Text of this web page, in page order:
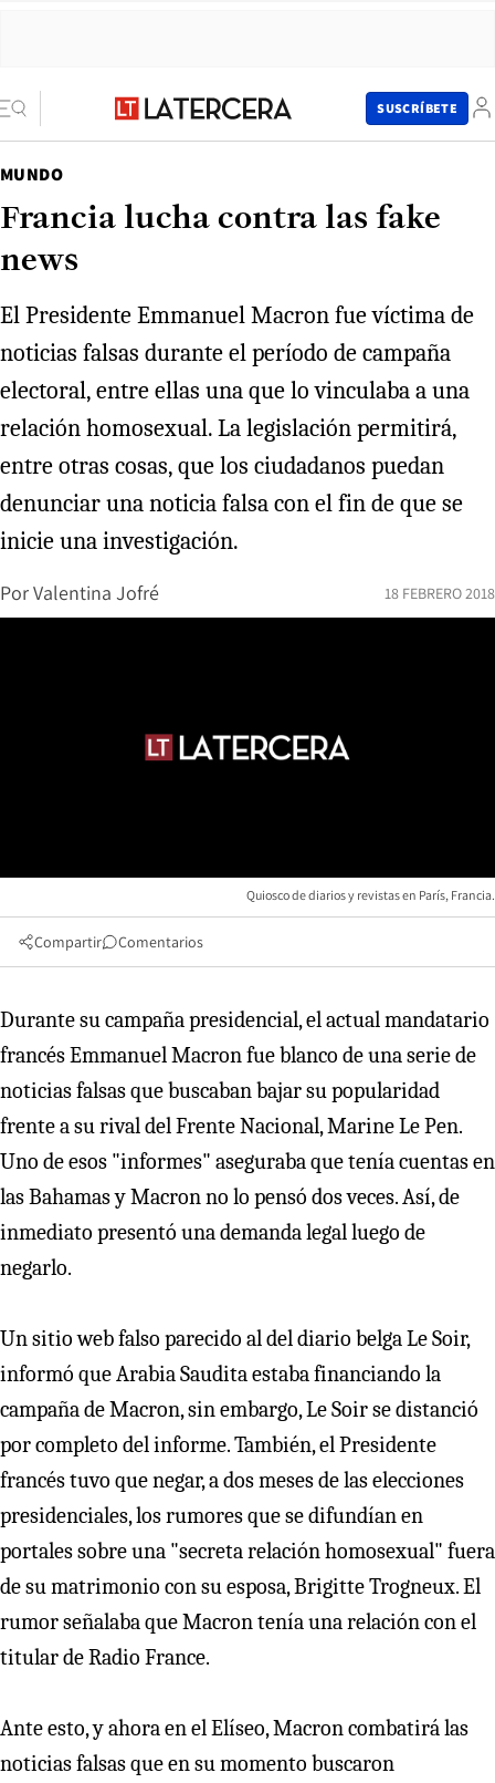
SUSCRÍBETE
MUNDO
Francia lucha contra las fake
news
El Presidente Emmanuel Macron fue víctima de
noticias falsas durante el período de campaña
electoral, entre ellas una que lo vinculaba a una
relación homosexual. La legislación permitirá,
entre otras cosas, que los ciudadanos puedan
denunciar una noticia falsa con el fin de que se
inicie una investigación.
PorValentina Jofré 18 FEBRERO 2018
Quiosco de diarios y revistas en París, Francia.
Compartir Comentarios
Durante su campaña presidencial, el actual mandatario
francés Emmanuel Macron fue blanco de una serie de
noticias falsas que buscaban bajar su popularidad
frente a su rival del Frente Nacional, Marine Le Pen.
Uno de esos "informes" aseguraba que tenía cuentas en
las Bahamas y Macron no lo pensó dos veces. Así, de
inmediato presentó una demanda legal luego de
negarlo.
Un sitio web falso parecido al del diario belga Le Soir,
informó que Arabia Saudita estaba financiando la
campaña de Macron, sin embargo, Le Soir se distanció
por completo del informe. También, el Presidente
francés tuvo que negar, a dos meses de las elecciones
presidenciales, los rumores que se difundían en
portales sobre una "secreta relación homosexual" fuera
de su matrimonio con su esposa, Brigitte Trogneux. El
rumor señalaba que Macron tenía una relación con el
titular de Radio France.
Ante esto, y ahora en el Elíseo, Macron combatirá las
noticias falsas que en su momento buscaron